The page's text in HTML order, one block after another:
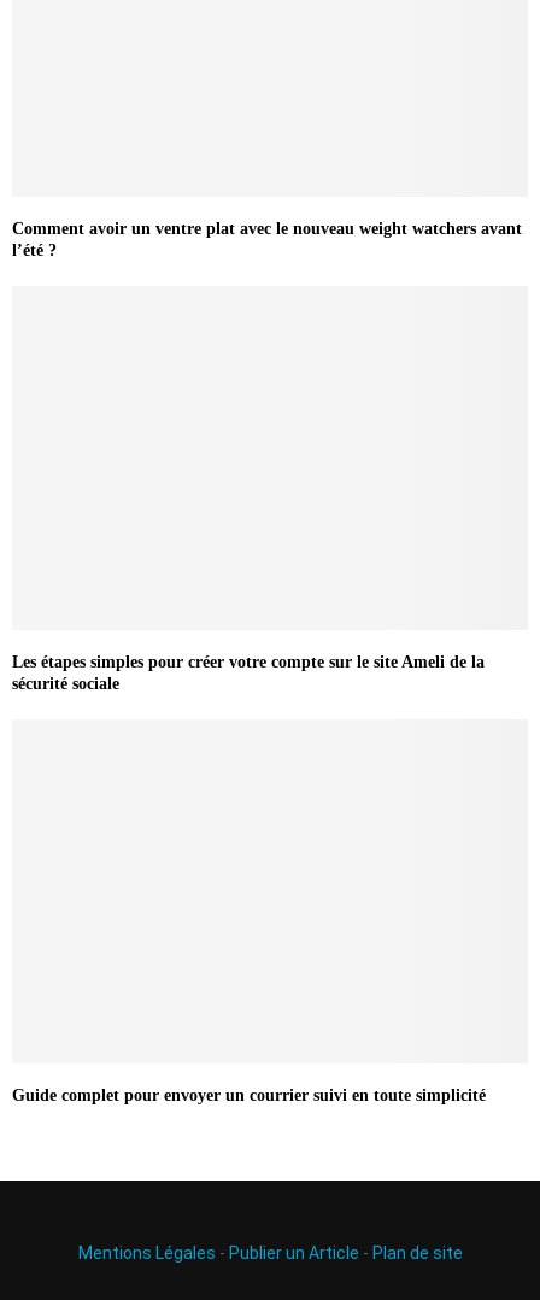
Comment avoir un ventre plat avec le nouveau weight watchers avant
l’été ?
Les étapes simples pour créer votre compte sur le site Ameli de la
sécurité sociale
Guide complet pour envoyer un courrier suivi en toute simplicité
Mentions Légales - Publier un Article - Plan de site